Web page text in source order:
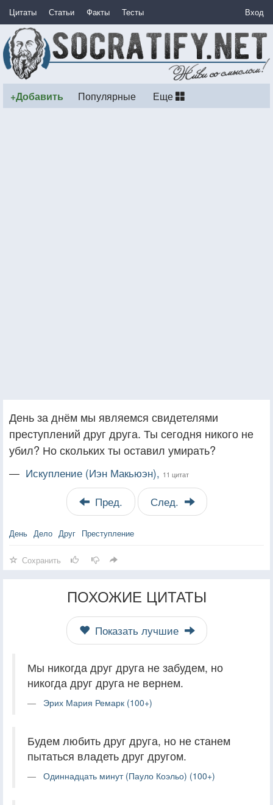
Цитаты Статьи Факты Тесты Вход
+Добавить Популярные Еще
День за днём мы являемся свидетелями
преступлений друг друга. Ты сегодня никого не
убил? Но скольких ты оставил умирать?
— Искупление (Иэн Макьюэн), 11 цитат
Пред. След.
День Дело Друг Преступление
Сохранить
ПОХОЖИЕ ЦИТАТЫ
Показать лучшие
Мы никогда друг друга не забудем, но
никогда друг друга не вернем.
Эрих Мария Ремарк (100+)
Будем любить друг друга, но не станем
пытаться владеть друг другом.
Одиннадцать минут (Пауло Коэльо) (100+)